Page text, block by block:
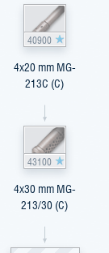
40900
4x20 mm MG-
213C (C)
43100
4x30 mm MG-
213/30 (C)